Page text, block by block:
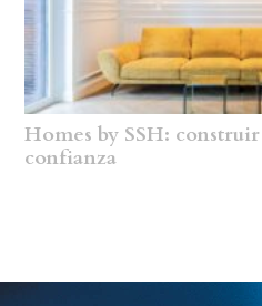
Homes by SSH:
confianza